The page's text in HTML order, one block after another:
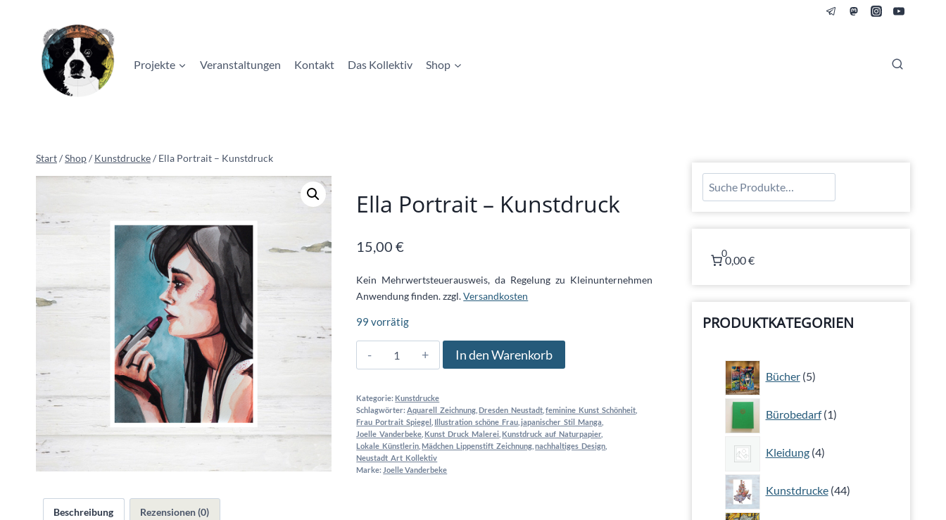
Projekte
Veranstaltungen Kontakt Das Kollektiv Shop
Start/Shop/ Kunstdrucke/ Ella Portrait – Kunstdruck
Ella Portrait – Kunstdruck
15,00€
Kein Mehrwertsteuerausweis, da Regelung zu Kleinunternehmen
Anwendung finden.zzgl.Versandkosten
99 vorrätig
Ella
Portrait
Kunstdruck
Menge
In den Warenkorb
Kategorie: Kunstdrucke
Schlagwörter: Aquarell_Zeichnung ,Dresden_Neustadt ,feminine_Kunst_Schönheit
Frau_Portrait_Spiegel Illustration_schöne_Frau ,japanischer_Stil_Manga
Joelle_Vanderbeke Kunst_Druck_Malerei Kunstdruck_auf_Naturpapier,
Lokale_Künstlerin ,Mädchen_Lippenstift_Zeichnung ,nachhaltiges_Design
Neustadt_Art_Kollektiv
Marke: Joelle Vanderbeke
Beschreibung Rezensionen (0)
Suchen
0
0,00 €
PRODUKTKATEGORIEN
Bücher 5
Produkte
Bürobedarf 1
Produkt
Kleidung 4
Produkte
Kunstdrucke 44
Produkte